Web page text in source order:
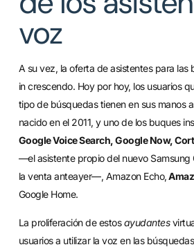
voz
A su vez, la oferta de asistentes para las
in crescendo. Hoy por hoy, los usuarios
tipo de búsquedas tienen en sus manos
nacido en el 2011, y uno de los buques
Google Voice Search, Google Now,
—el asistente propio del nuevo Samsung
la venta anteayer—, Amazon Echo,
Google Home.
La proliferación de estosayudantes
usuarios a utilizar la voz en las